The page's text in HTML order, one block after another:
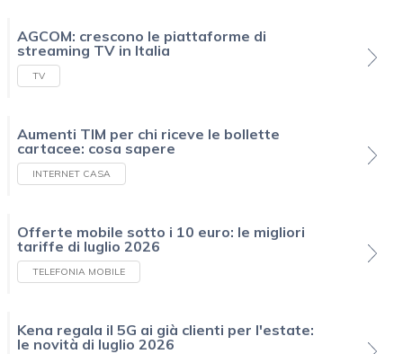
AGCOM: crescono le piattaforme di
streaming TV in Italia
TV
Aumenti TIM per chi riceve le bollette
cartacee: cosa sapere
INTERNET CASA
Offerte mobile sotto i 10 euro: le migliori
tariffe di luglio 2026
TELEFONIA MOBILE
Kena regala il 5G ai già clienti per l'estate:
le novità di luglio 2026